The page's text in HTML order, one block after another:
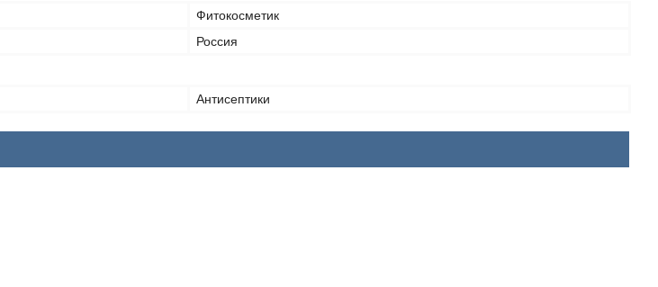
Фитокосметик
Россия
Антисептики